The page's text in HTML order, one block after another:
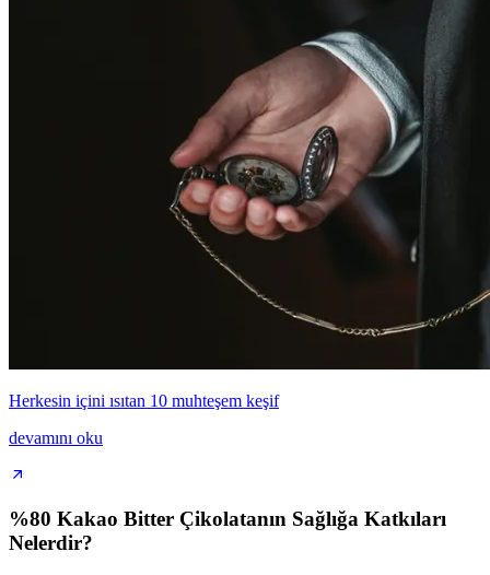
Herkesin içini ısıtan 10 muhteşem keşif
devamını oku
%80 Kakao Bitter Çikolatanın Sağlığa Katkıları
Nelerdir?